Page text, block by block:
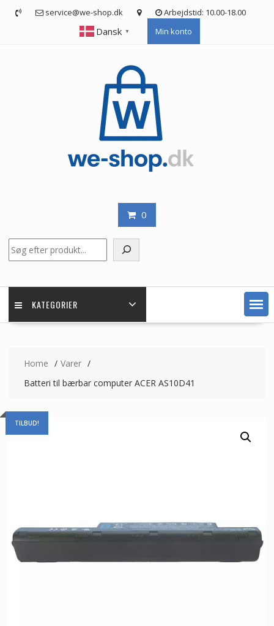
service@we-shop.dk Arbejdstid: 10.00-18.00
Dansk ▼ Min konto
0
KATEGORIER
Home
Varer
Batteri til bærbar computer ACER AS10D41
TILBUD!